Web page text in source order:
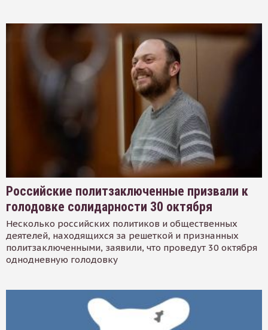
Российские политзаключенные призвали к
голодовке солидарности 30 октября
Несколько российских политиков и общественных
деятелей, находящихся за решеткой и признанных
политзаключенными, заявили, что проведут 30 октября
однодневную голодовку